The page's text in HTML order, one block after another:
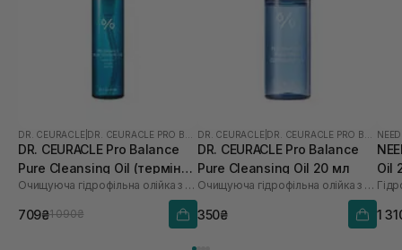
DR. CEURACLE| DR. CEURACLE PRO BALANCE
DR. CEURACLE Pro Balance
Pure Cleansing Oil (термін
до 01.27р.) 155 мл
Очищуюча гідрофільна олійка з пробіотиками
709₴1 090₴
DR. CEURACLE| DR. CEURACLE PRO BALANCE
DR. CEURACLE Pro Balance
Pure Cleansing Oil 20 мл
Очищуюча гідрофільна олійка з пробіотиками
350₴
Oil
1